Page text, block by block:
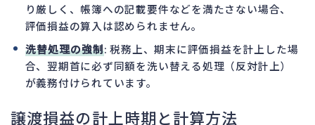
り厳しく、帳簿への記載要件などを満たさない場合、
評価損益の算入は認められません。
洗替処理の強制: 税務上、期末に評価損益を計上した場
合、翌期首に必ず同額を洗い替える処理（反対計上）
が義務付けられています。
譲渡損益の計上時期と計算方法